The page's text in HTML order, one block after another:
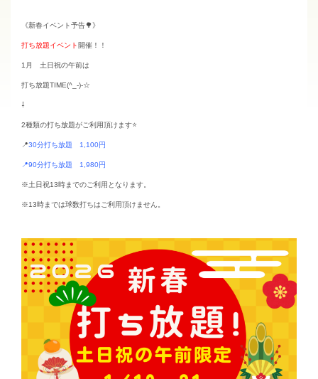
《新春イベント予告🌳》
打ち放題イベント 開催！！
1月 土日祝の午前は
打ち放題TIME(^_-)-☆
⇩
2種類の打ち放題がご利用頂けます⭐
📍30分打ち放題 1,100円
📍90分打ち放題 1,980円
※土日祝13時までのご利用となります。
※13時までは球数打ちはご利用頂けません。